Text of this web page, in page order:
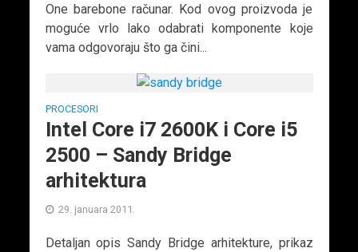
One barebone računar. Kod ovog proizvoda je
moguće vrlo lako odabrati komponente koje
vama odgovoraju što ga čini...
PROCESORI
Intel Core i7 2600K i Core i5
2500 – Sandy Bridge
arhitektura
29. januara 2011.
Detaljan opis Sandy Bridge arhitekture, prikaz